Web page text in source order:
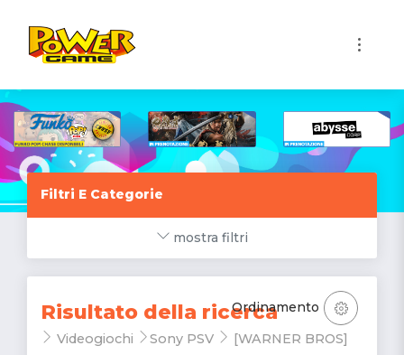
Filtri E Categorie
mostra filtri
Risultato della ricerca
Videogiochi Sony PSV [WARNER BROS]
Ordinamento